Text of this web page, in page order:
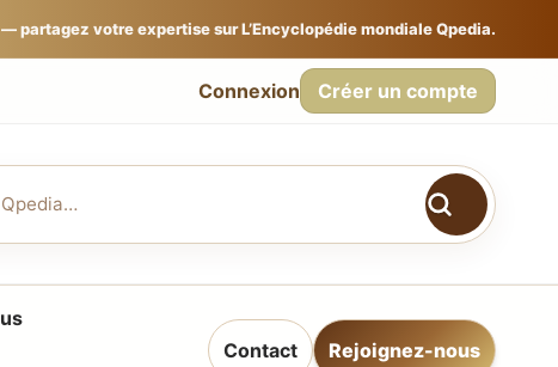
partagez votre expertise sur L’Encyclopédie mondiale Qpedia.
Connexion Créer un compte
Contact Rejoignez-nous